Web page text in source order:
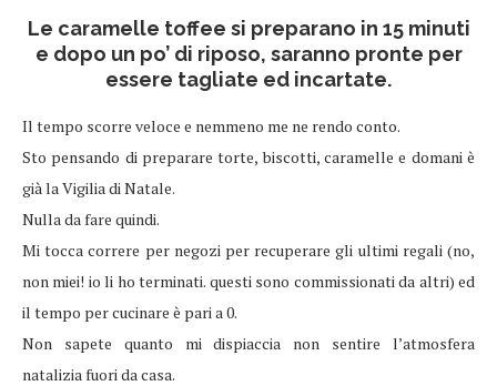
Le caramelle toffee si preparano in 15 minuti
e dopo un po’ di riposo, saranno pronte per
essere tagliate ed incartate.
Il tempo scorre veloce e nemmeno me ne rendo conto.
Sto pensando di preparare torte, biscotti, caramelle e domani è
già la Vigilia di Natale.
Nulla da fare quindi.
Mi tocca correre per negozi per recuperare gli ultimi regali (no,
non miei! io li ho terminati. questi sono commissionati da altri) ed
il tempo per cucinare è pari a 0.
Non sapete quanto mi dispiaccia non sentire l’atmosfera
natalizia fuori da casa.